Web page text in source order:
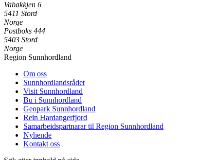
Vabakkjen 6
5411 Stord
Norge
Postboks 444
5403 Stord
Norge
Region Sunnhordland
Om oss
Sunnhordlandsrådet
Visit Sunnhordland
Bu i Sunnhordland
Geopark Sunnhordland
Rein Hardangerfjord
Samarbeidspartnarar til Region Sunnhordland
Nyhende
Kontakt oss